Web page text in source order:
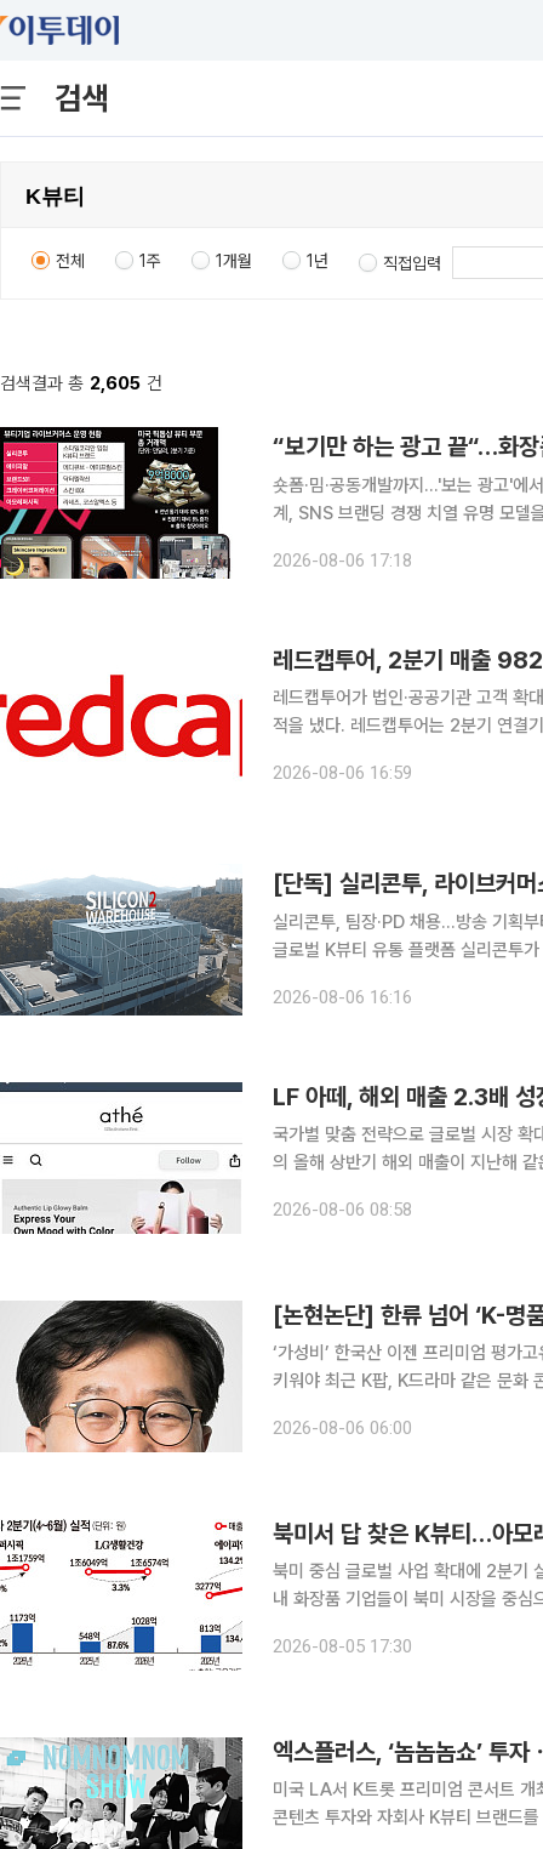
검색
전체 1주 1개월 1년 직접입력
검색결과 총 2,605 건
숏폼·밈·공동개발까지…'보는 광고'에
계, SNS 브랜딩 경쟁 치열 유명 모델을 앞세운 광고 영상과 신제품 사진을 일방적으로 게시하며 보
틱톡 챌린지와 밈(Meme) 콘텐츠, 인
2026-08-06 17:18
레드캡투어, 2분기 매출
레드캡투어가 법인·공공기관 고객 확
적을 냈다. 레드캡투어는 2분기 연결기준 매출액 982억원과 영업이익 157억원을 기록했다고 6일
2026-08-06 16:59
실리콘투, 팀장·PD 채용…방송 기획
글로벌 K뷰티 유통 플랫폼 실리콘투
방송 기획과 상품 구성, 출연자 섭외,
2026-08-06 16:16
LF 아떼, 해외 매출 2.3배
국가별 맞춤 전략으로 글로벌 시장 확대
의 올해 상반기 해외 매출이 지난해
아떼는 지난해 1월 일본을 시작으로
2026-08-06 08:58
[논현논단] 한류 넘어 ‘K-명
‘가성비’ 한국산 이젠 프리미엄 평가
키워야 최근 K팝, K드라마 같은 문화 콘텐츠부터 반도체, 조선, 방산, 화장품 등 제조업에 이르기까
산’이라는 표기가 단순한 가성비를
2026-08-06 06:00
북미서 답 찾은 K뷰티…아모
북미 중심 글로벌 사업 확대에 2분기
내 화장품 기업들이 북미 시장을 중
앞세워 창사 이래 최대 실적을 새로
2026-08-05 17:30
엑스플러스, ‘놈놈놈쇼’ 투
미국 LA서 K트롯 프리미엄 콘서트 개최…콘텐츠 마케팅 확
콘텐츠 투자와 자회사 K뷰티 브랜드